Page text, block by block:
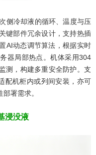
侧冷却液的循环、温度与压
键部件冗余设计，支持热插
AI动态调节算法，根据实时
器局部热点。机体采用304
测，构建多重安全防护。支
配机柜内或列间安装，亦可
署需求。
浸没液